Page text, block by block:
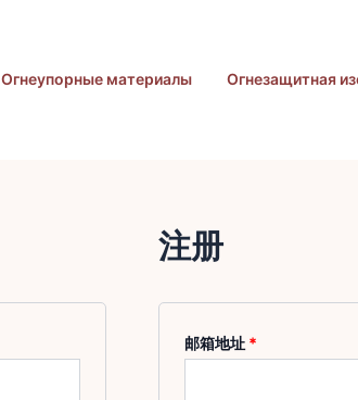
Огнеупорные материалы Огнезащитная
注册
邮箱地址 *